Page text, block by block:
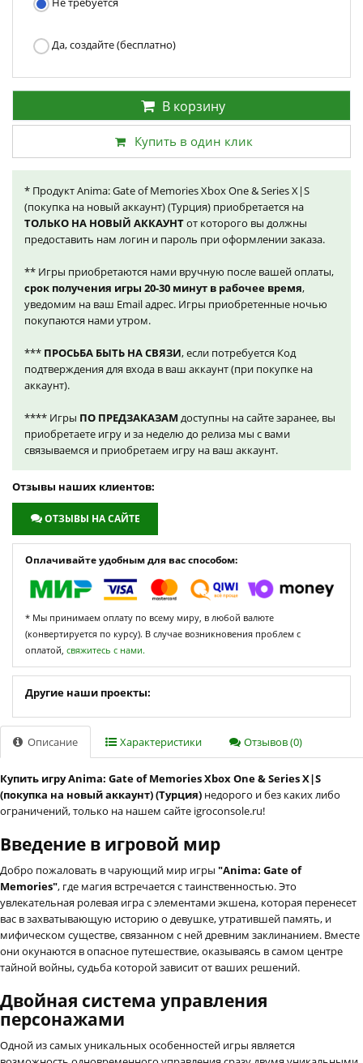
Да, создайте (бесплатно)
В корзину
Купить в один клик
* Продукт Anima: Gate of Memories Xbox One & Series X|S
(покупка на новый аккаунт) (Турция) приобретается на
ТОЛЬКО НА НОВЫЙ АККАУНТот которого вы должны
предоставить нам логин и пароль при оформлении заказа.
** Игры приобретаются нами вручную после вашей оплаты,
срок получения игры 20-30 минут в рабочее время,
уведомим на ваш Email адрес. Игры приобретенные ночью
покупаются нами утром.
*** ПРОСЬБА БЫТЬ НА СВЯЗИ, если потребуется Код
подтверждения для входа в ваш аккаунт (при покупке на
аккаунт).
**** Игры ПО ПРЕДЗАКАЗАМ доступны на сайте заранее, вы
приобретаете игру и за неделю до релиза мы с вами
связываемся и приобретаем игру на ваш аккаунт.
Отзывы наших клиентов:
ОТЗЫВЫ НА САЙТЕ
Оплачивайте удобным для вас способом:
* Мы принимаем оплату по всему миру, в любой валюте
(конвертируется по курсу). В случае возникновения проблем с
оплатой, свяжитесь с нами.
Другие наши проекты:
Описание Характеристики Отзывов (0)
Купить игру Anima: Gate of Memories Xbox One & Series X|S
(покупка на новый аккаунт) (Турция) недорого и без каких либо
ограничений, только на нашем сайте igroconsole.ru!
Введение в игровой мир
Добро пожаловать в чарующий мир игры "Anima: Gate of
Memories", где магия встречается с таинственностью. Это
увлекательная ролевая игра с элементами экшена, которая перенесет
вас в захватывающую историю о девушке, утратившей память, и
мифическом существе, связанном с ней древним заклинанием. Вместе
они окунаются в опасное путешествие, оказываясь в самом центре
тайной войны, судьба которой зависит от ваших решений.
Двойная система управления
персонажами
Одной из самых уникальных особенностей игры является